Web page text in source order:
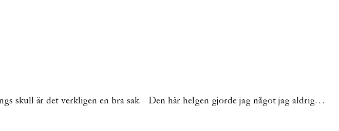
skull är det verkligen en bra sak. Den här helgen gjorde jag något jag aldrig…